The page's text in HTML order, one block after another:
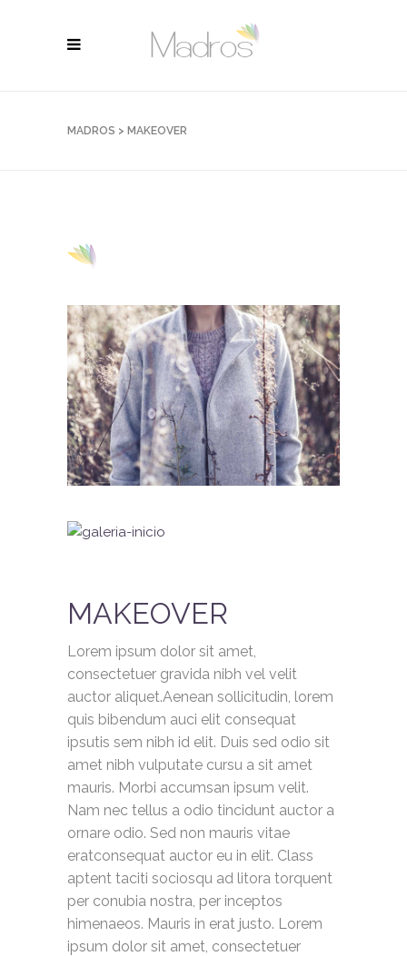
MADROS > MAKEOVER
MAKEOVER
Lorem ipsum dolor sit amet,
consectetuer gravida nibh vel velit
auctor aliquet.Aenean sollicitudin, lorem
quis bibendum auci elit consequat
ipsutis sem nibh id elit. Duis sed odio sit
amet nibh vulputate cursu a sit amet
mauris. Morbi accumsan ipsum velit.
Nam nec tellus a odio tincidunt auctor a
ornare odio. Sed non mauris vitae
eratconsequat auctor eu in elit. Class
aptent taciti sociosqu ad litora torquent
per conubia nostra, per inceptos
himenaeos. Mauris in erat justo. Lorem
ipsum dolor sit amet, consectetuer